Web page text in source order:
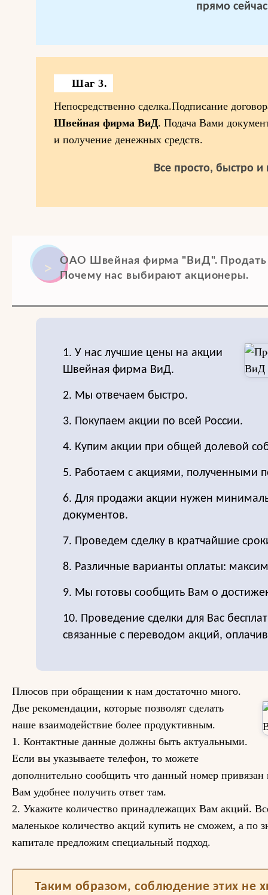
прямо
Шаг 3.
Непосредственно сделка.Подписание
Швейная фирма ВиД. Подача Вами
и получение денежных средств.
Все просто, быстро и
ОАО Швейная фирма "ВиД". Продать
Почему нас выбирают акционеры.
1. У нас лучшие цены на акции
Швейная фирма ВиД.
2. Мы отвечаем быстро.
3. Покупаем акции по всей России.
4. Купим акции при общей долевой
5. Работаем с акциями, полученными
6. Для продажи акции нужен
документов.
7. Проведем сделку в кратчайшие
8. Различные варианты оплаты:
9. Мы готовы сообщить Вам о
10. Проведение сделки для Вас
связанные с переводом акций,
Плюсов при обращении к нам достаточно много.
Две рекомендации, которые позволят сделать
наше взаимодействие более продуктивным.
1. Контактные данные должны быть актуальными.
Если вы указываете телефон, то можете
дополнительно сообщить что данный номер привязан
Вам удобнее получить ответ там.
2. Укажите количество принадлежащих Вам акций.
маленькое количество акций купить не сможем, а по
капитале предложим специальный подход.
Таким образом, соблюдение этих не